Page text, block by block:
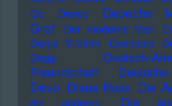
Go
Denyo Depeche
Graf
Der moderne Man
Derya Yildirim
Desmond
Dogg
Deutsch-
Freundschaft
Devo Diana Ross Die
die anderen
Die